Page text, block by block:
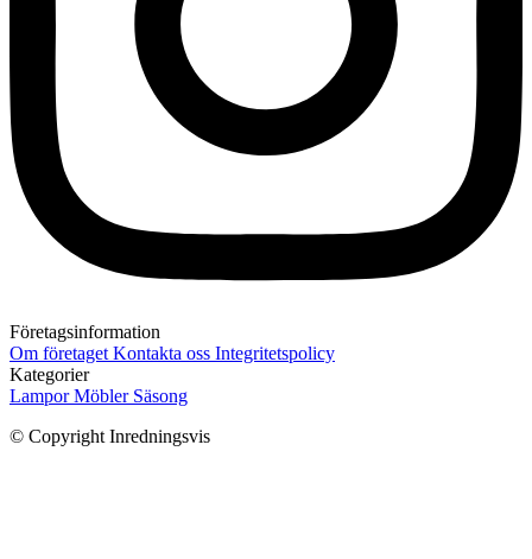
Företagsinformation
Om företaget Kontakta oss Integritetspolicy
Kategorier
LamporMöbler Säsong
© Copyright Inredningsvis